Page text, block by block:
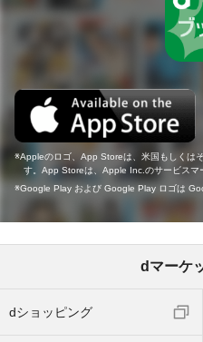
Appleのロゴ、App Storeは、米国もしくは
す。App Storeは、Apple Inc.のサービスマ
Google Play および Google Play ロゴは
dマーケ
dショッピング